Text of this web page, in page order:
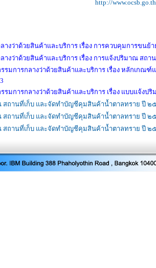
http://
งว่าด้วยสินค้าและบริการ เรื่อง การควบคุมการขนย้
งว่าด้วยสินค้าและบริการ เรื่อง การแจ้งปริมาณ ส
รมการกลางว่าด้วยสินค้าและบริการ เรื่อง หลักเก
มการกลางว่าด้วยสินค้าและบริการ เรื่อง แบบแจ้งป
สถานที่เก็บ และจัดทำบัญชีคุมสินค้าน้ำตาลทราย ปี ๒
สถานที่เก็บ และจัดทำบัญชีคุมสินค้าน้ำตาลทราย ปี
สถานที่เก็บ และจัดทำบัญชีคุมสินค้าน้ำตาลทราย ปี